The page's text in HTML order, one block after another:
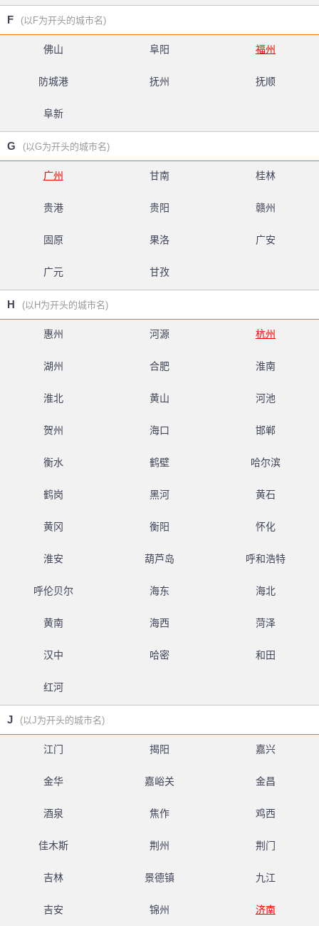
F (以F为开头的城市名)
佛山 阜阳 福州
防城港 抚州 抚顺
阜新
G (以G为开头的城市名)
广州 甘南 桂林
贵港 贵阳 赣州
固原 果洛 广安
广元 甘孜
H (以H为开头的城市名)
惠州 河源 杭州
湖州 合肥 淮南
淮北 黄山 河池
贺州 海口 邯郸
衡水 鹤壁 哈尔滨
鹤岗 黑河 黄石
黄冈 衡阳 怀化
淮安 葫芦岛 呼和浩特
呼伦贝尔 海东 海北
黄南 海西 菏泽
汉中 哈密 和田
红河
J (以J为开头的城市名)
江门 揭阳 嘉兴
金华 嘉峪关 金昌
酒泉 焦作 鸡西
佳木斯 荆州 荆门
吉林 景德镇 九江
吉安 锦州 济南